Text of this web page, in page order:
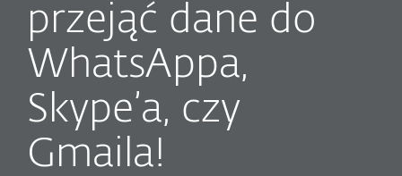
przejąć dane do
WhatsAppa,
Skype’a, czy
Gmaila!